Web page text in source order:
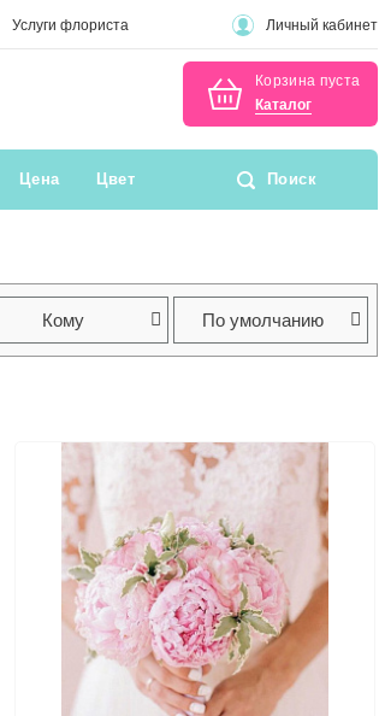
Услуги флориста Личный кабинет
Корзина пуста
Каталог
Цена Цвет Поиск
Кому По умолчанию